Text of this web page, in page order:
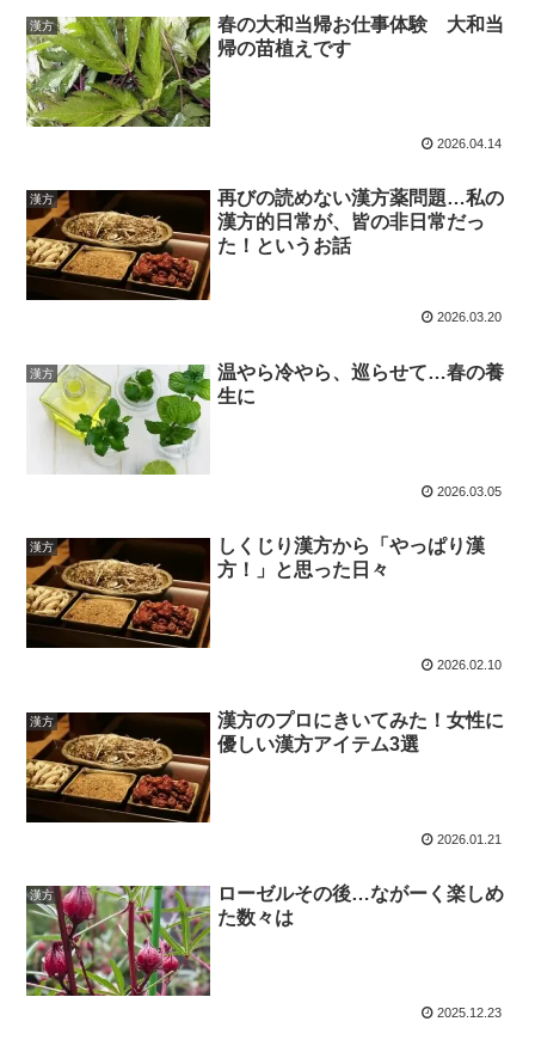
漢方
春の大和当帰お仕事体験 大和当
帰の苗植えです
2026.04.14
漢方
再びの読めない漢方薬問題…私の
漢方的日常が、皆の非日常だっ
た！というお話
2026.03.20
漢方
温やら冷やら、巡らせて…春の養
生に
2026.03.05
漢方
しくじり漢方から「やっぱり漢
方！」と思った日々
2026.02.10
漢方
漢方のプロにきいてみた！女性に
優しい漢方アイテム3選
2026.01.21
漢方
ローゼルその後…ながーく楽しめ
た数々は
2025.12.23